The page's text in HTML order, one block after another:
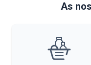
As